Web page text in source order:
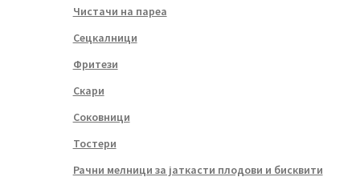
Чистачи на пареа
Сецкалници
Фритези
Скари
Соковници
Тостери
Рачни мелници за јаткасти плодови и бисквити